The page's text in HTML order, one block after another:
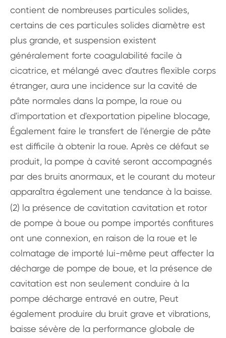
contient de nombreuses particules solides,
certains de ces particules solides diamètre est
plus grande, et suspension existent
généralement forte coagulabilité facile à
cicatrice, et mélangé avec d'autres flexible corps
étranger, aura une incidence sur la cavité de
pâte normales dans la pompe, la roue ou
d'importation et d'exportation pipeline blocage,
Également faire le transfert de l'énergie de pâte
est difficile à obtenir la roue. Après ce défaut se
produit, la pompe à cavité seront accompagnés
par des bruits anormaux, et le courant du moteur
apparaîtra également une tendance à la baisse.
(2) la présence de cavitation cavitation et rotor
de pompe à boue ou pompe importés confitures
ont une connexion, en raison de la roue et le
colmatage de importé lui-même peut affecter la
décharge de pompe de boue, et la présence de
cavitation est non seulement conduire à la
pompe décharge entravé en outre, Peut
également produire du bruit grave et vibrations,
baisse sévère de la performance globale de